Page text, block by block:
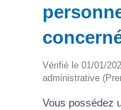
Vérifié le 01/01/
administrative
Vous possédez